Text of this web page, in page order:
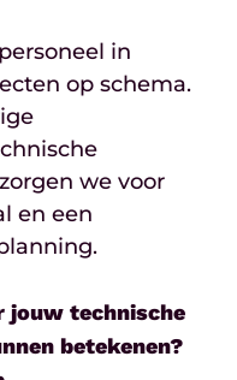
in
op schema.
we voor
en een
technische
betekenen?